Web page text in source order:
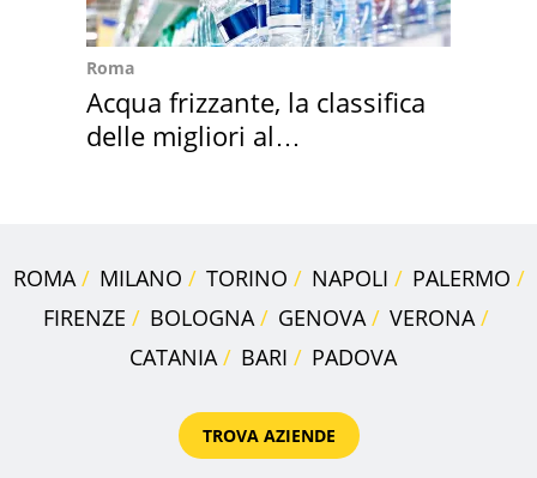
Roma
Acqua frizzante, la classifica
delle migliori al
ROMA MILANO TORINO NAPOLI
PALERMO
FIRENZE
BOLOGNA GENOVA
VERONA
CATANIA
BARI PADOVA
TROVA AZIENDE